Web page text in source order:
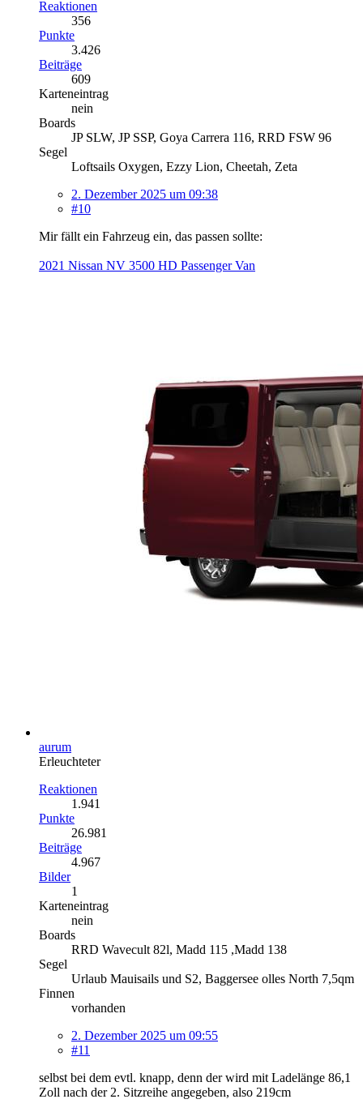
Reaktionen
356
Punkte
3.426
Beiträge
609
Karteneintrag
nein
Boards
JP SLW, JP SSP, Goya Carrera 116, RRD FSW 96
Segel
Loftsails Oxygen, Ezzy Lion, Cheetah, Zeta
2. Dezember 2025 um 09:38
#10
Mir fällt ein Fahrzeug ein, das passen sollte:
2021 Nissan NV 3500 HD Passenger Van
aurum
Erleuchteter
Reaktionen
1.941
Punkte
26.981
Beiträge
4.967
Bilder
1
Karteneintrag
nein
Boards
RRD Wavecult 82l, Madd 115 ,Madd 138
Segel
Urlaub Mauisails und S2, Baggersee olles North 7,5qm
Finnen
vorhanden
2. Dezember 2025 um 09:55
#11
selbst bei dem evtl. knapp, denn der wird mit Ladelänge 86,1
Zoll nach der 2. Sitzreihe angegeben, also 219cm